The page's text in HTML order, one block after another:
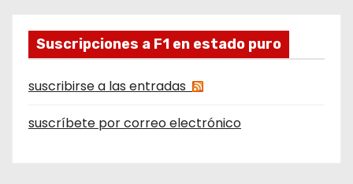
Suscripciones a F1 en estado puro
suscribirse a las entradas
suscríbete por correo electrónico